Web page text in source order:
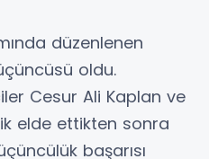
düzenlenen
oldu.
Cesur Ali Kaplan ve
elde ettikten sonra
başarısı